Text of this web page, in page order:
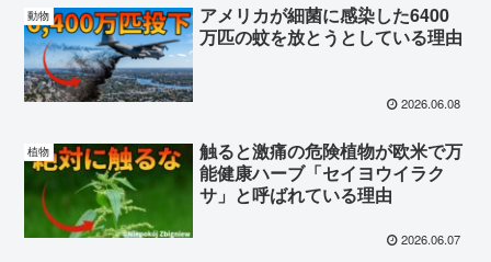
動物
アメリカが細菌に感染した6400
万匹の蚊を放とうとしている理由
2026.06.08
植物
触ると激痛の危険植物が欧米で万
能健康ハーブ「セイヨウイラク
サ」と呼ばれている理由
2026.06.07